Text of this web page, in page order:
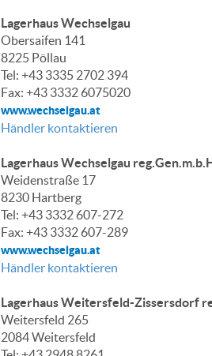
Lagerhaus Wechselgau
Obersaifen 141
8225 Pöllau
Tel: +43 3335 2702 394
Fax: +43 3332 6075020
www.wechselgau.at
Händler kontaktieren
Lagerhaus Wechselgau
Weidenstraße 17
8230 Hartberg
Tel: +43 3332 607-272
Fax: +43 3332 607-289
www.wechselgau.at
Händler kontaktieren
Lagerhaus Weitersfeld-Zissersdorf
Weitersfeld 265
2084 Weitersfeld